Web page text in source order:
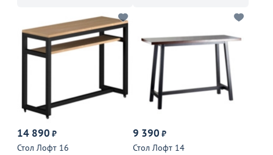
14 890 ₽
Стол Лофт 16
9 390 ₽
Стол Лофт 14